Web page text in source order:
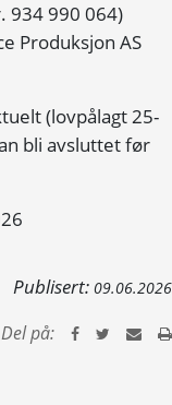
934 990 064)
Produksjon AS
(lovpålagt 25-
bli avsluttet før
Publisert: 09.06.2026
Del på: